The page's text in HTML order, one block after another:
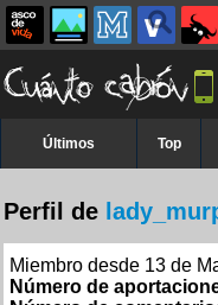
Últimos Top
Perfil de
Miembro desde 13 de
Número de